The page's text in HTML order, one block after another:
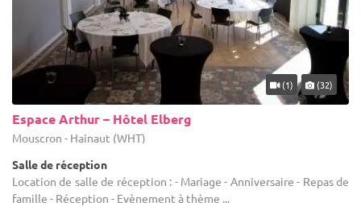
(1) (32)
Espace Arthur – Hôtel Elberg
Mouscron - Hainaut (WHT)
Salle de réception
Location de salle de réception : - Mariage - Anniversaire - Repas de
famille - Réception - Evènement à thème ...